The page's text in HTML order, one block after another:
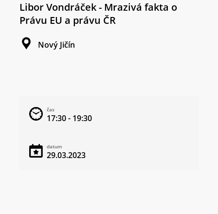
Libor Vondráček - Mrazivá fakta o
Právu EU a právu ČR
Nový Jičín
čas
17:30 - 19:30
datum
29.03.2023